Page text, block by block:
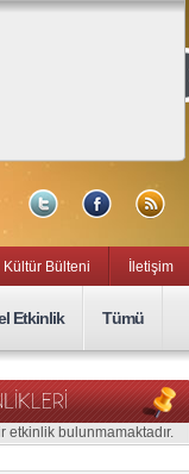
Kültür Bülteni İletişim
Etkinlik Tümü
etkinlik bulunmamaktadır.